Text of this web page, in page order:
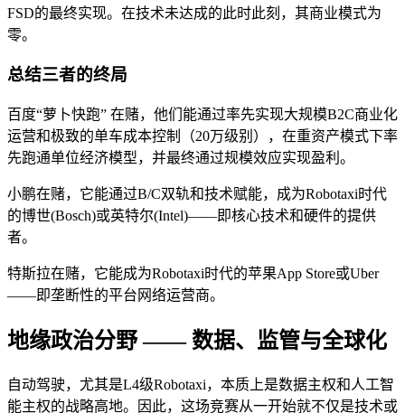
FSD的最终实现。在技术未达成的此时此刻，其商业模式为
零。
总结三者的终局
百度“萝卜快跑” 在赌，他们能通过率先实现大规模B2C商业化
运营和极致的单车成本控制（20万级别），在重资产模式下率
先跑通单位经济模型，并最终通过规模效应实现盈利。
小鹏在赌，它能通过B/C双轨和技术赋能，成为Robotaxi时代
的博世(Bosch)或英特尔(Intel)——即核心技术和硬件的提供
者。
特斯拉在赌，它能成为Robotaxi时代的苹果App Store或Uber
——即垄断性的平台网络运营商。
地缘政治分野 —— 数据、监管与全球化
自动驾驶，尤其是L4级Robotaxi，本质上是数据主权和人工智
能主权的战略高地。因此，这场竞赛从一开始就不仅是技术或